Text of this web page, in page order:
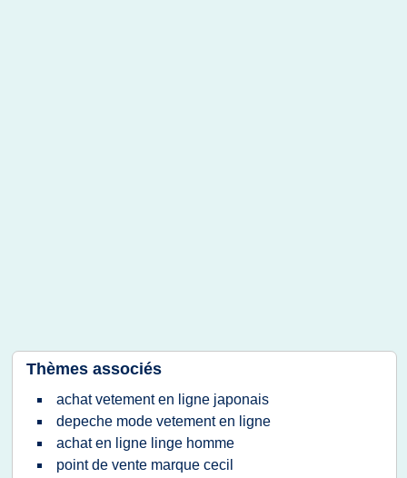
Thèmes associés
achat vetement en ligne japonais
depeche mode vetement en ligne
achat en ligne linge homme
point de vente marque cecil